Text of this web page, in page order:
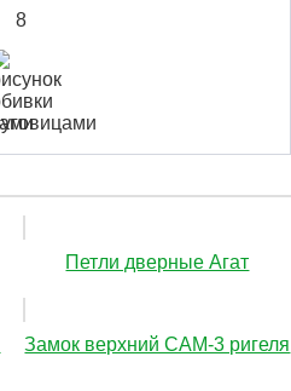
8
Петли дверные Агат
Замок верхний САМ-3 ригеля